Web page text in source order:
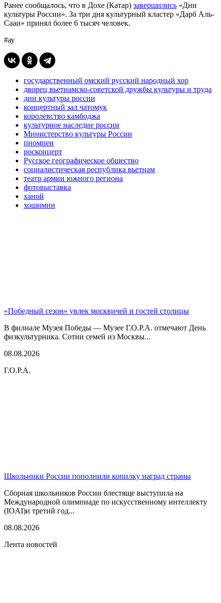
Ранее сообщалось, что в Дохе (Катар) завершились «Дни
культуры России». За три дня культурный кластер «Дарб Аль-
Сааи» принял более 6 тысяч человек.
#ау
государственный омский русский народный хор
дворец вьетнамско-советской дружбы культуры и труда
дни культуры россии
концертный зал чатомук
королевство камбоджа
культурное наследие россии
Министерство культуры России
пномпен
росконцерт
Русское географическое общество
социалистическая республика вьетнам
театр армии южного региона
фотовыставка
ханой
хошимин
«Победный сезон» увлек москвичей и гостей столицы
В филиале Музея Победы — Музее Г.О.Р.А. отмечают День
физкультурника. Сотни семей из Москвы...
08.08.2026
Г.О.Р.А.
Школьники России пополнили копилку наград страны
Сборная школьников России блестяще выступила на
Международной олимпиаде по искусственному интеллекту
(IOAI)и третий год...
08.08.2026
Лента новостей